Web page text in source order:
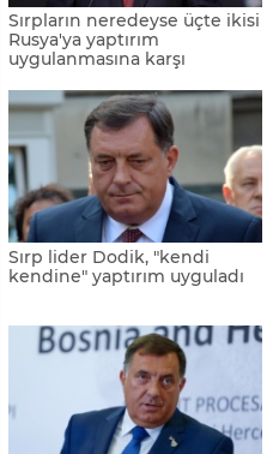
Sırpların neredeyse üçte ikisi
Rusya'ya yaptırım
uygulanmasına karşı
Sırp lider Dodik, "kendi
kendine" yaptırım uyguladı